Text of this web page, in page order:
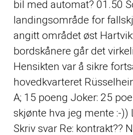
bil med automat? 01.50
landingsområde for
angitt området øst
bordskånere går det
Hensikten var å sikre
hovedkvarteret
A; 15 poeng Joker: 25
skjønte hva jeg mente :-
Skriv svar Re: kontrakt??